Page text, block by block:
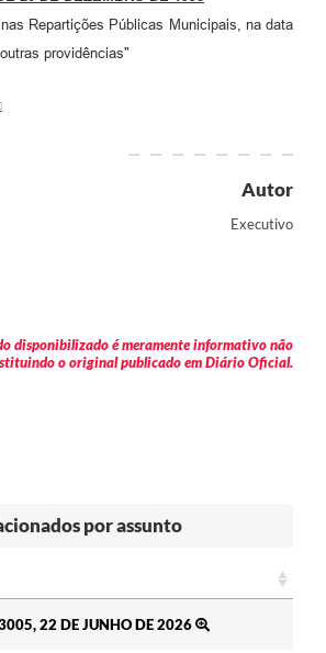
Repartições Públicas Municipais, na data
providências"
Autor
Executivo
disponibilizado é meramente informativo não
o original publicado em Diário Oficial.
por assunto
22 DE JUNHO DE 2026